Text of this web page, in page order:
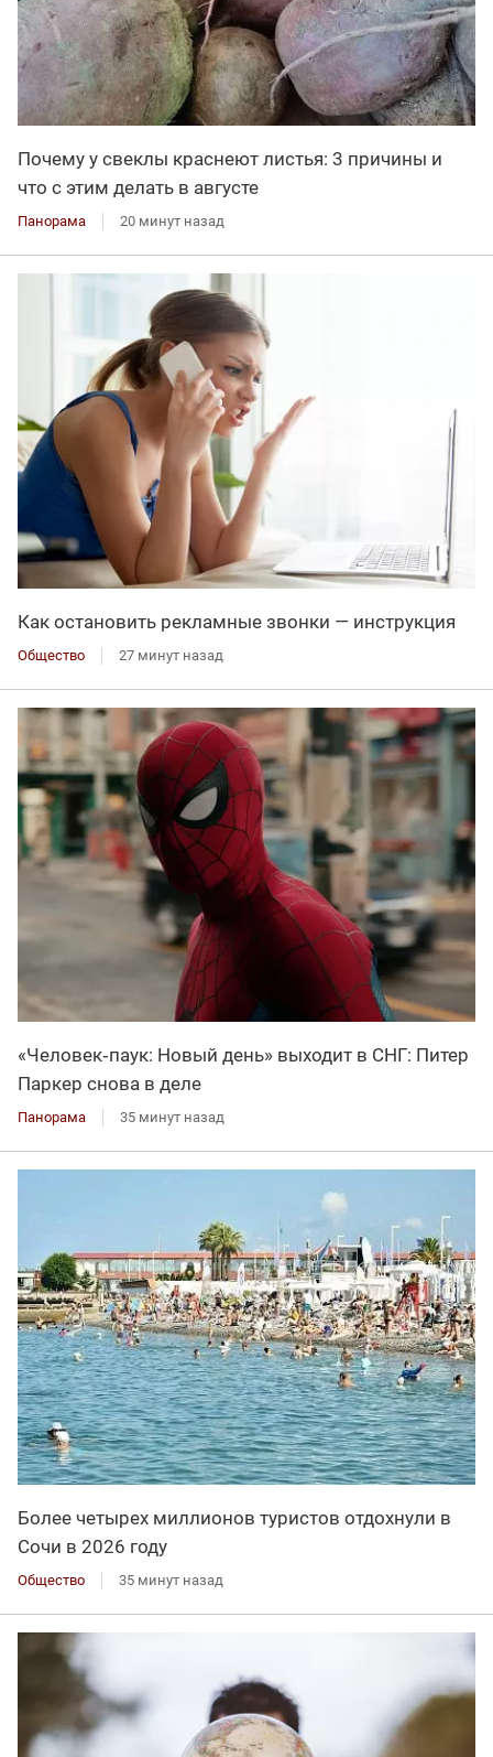
Почему у свеклы краснеют листья: 3 причины и
что с этим делать в августе
Панорама 20 минут назад
Как остановить рекламные звонки — инструкция
Общество 27 минут назад
«Человек‑паук: Новый день» выходит в СНГ: Питер
Паркер снова в деле
Панорама 35 минут назад
Более четырех миллионов туристов отдохнули в
Сочи в 2026 году
Общество 35 минут назад